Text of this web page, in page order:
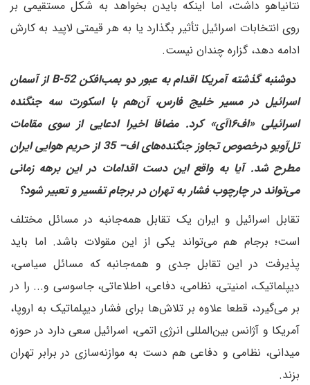
نتانیاهو داشت، اما اینکه بایدن بخواهد به شکل مستقیمی بر
روی انتخابات اسرائیل تأثیر بگذارد یا به هر قیمتی لاپید به کارش
ادامه دهد، گزاره چندان نیست.
دوشنبه گذشته آمریکا اقدام به عبور دو بمب‌افکن B-52 از آسمان
اسرائیل در مسیر خلیج فارس، آن‌هم با اسکورت سه جنگنده
اسرائیلی «اف۱۶آی» کرد. مضافا اخیرا ادعایی از سوی مقامات
تل‌آویو در‌خصوص تجاوز جنگنده‌های اف‌– 35 از حریم هوایی ایران
مطرح شد. آیا به واقع این دست اقدامات در این برهه زمانی
می‌تواند در چارچوب فشار به تهران در برجام تفسیر و تعبیر شود؟
تقابل اسرائیل و ایران یک تقابل همه‌جانبه در مسائل مختلف
است؛ برجام هم می‌تواند یکی از این مقولات باشد. اما باید
پذیرفت در این تقابل جدی و همه‌جانبه که مسائل سیاسی،
دیپلماتیک، امنیتی، نظامی، دفاعی، اطلاعاتی، جاسوسی و‌... را در
بر می‌گیرد، قطعا علاوه بر تلاش‌ها برای فشار دیپلماتیک به اروپا،
آمریکا و آژانس بین‌المللی انرژی اتمی، اسرائیل سعی دارد در حوزه
میدانی، نظامی و دفاعی هم دست به موازنه‌سازی در برابر تهران
بزند.